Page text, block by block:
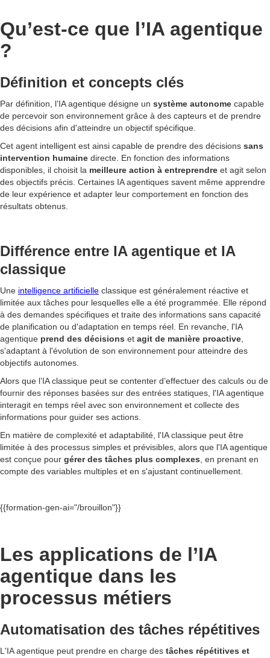
Qu’est-ce que l’IA agentique
?
Définition et concepts clés
Par définition, l’IA agentique désigne un système autonome capable
de percevoir son environnement grâce à des capteurs et de prendre
des décisions afin d'atteindre un objectif spécifique.
Cet agent intelligent est ainsi capable de prendre des décisions sans
intervention humaine directe. En fonction des informations
disponibles, il choisit la meilleure action à entreprendre et agit selon
des objectifs précis. Certaines IA agentiques savent même apprendre
de leur expérience et adapter leur comportement en fonction des
résultats obtenus.
Différence entre IA agentique et IA
classique
Une intelligence artificielle classique est généralement réactive et
limitée aux tâches pour lesquelles elle a été programmée. Elle répond
à des demandes spécifiques et traite des informations sans capacité
de planification ou d'adaptation en temps réel. En revanche, l'IA
agentique prend des décisions et agit de manière proactive
s'adaptant à l'évolution de son environnement pour atteindre des
objectifs autonomes.
Alors que l’IA classique peut se contenter d’effectuer des calculs ou de
fournir des réponses basées sur des entrées statiques, l'IA agentique
interagit en temps réel avec son environnement et collecte des
informations pour guider ses actions.
En matière de complexité et adaptabilité, l'IA classique peut être
limitée à des processus simples et prévisibles, alors que l'IA agentique
est conçue pour gérer des tâches plus complexes , en prenant en
compte des variables multiples et en s'ajustant continuellement.
{{formation-gen-ai="/brouillon"}}
Les applications de l’IA
agentique dans les
processus métiers
Automatisation des tâches répétitives
L'IA agentique peut prendre en charge des tâches répétitives et